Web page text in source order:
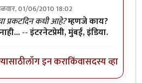
01/06/2010 18:02
इंटरनेट्पbyआंबोळी
प्रकटदिन कधी आहे?म्हणजे काय?
--इंटरनेटप्रेमी, मुंबई, इंडिया.
लॉग इन कराकिंवासदस्य व्हा